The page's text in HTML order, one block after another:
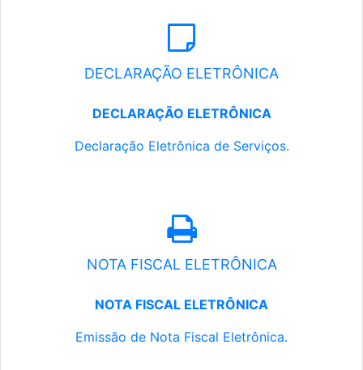
DECLARAÇÃO ELETRÔNICA
DECLARAÇÃO ELETRÔNICA
Declaração Eletrônica de Serviços.
NOTA FISCAL ELETRÔNICA
NOTA FISCAL ELETRÔNICA
Emissão de Nota Fiscal Eletrônica.